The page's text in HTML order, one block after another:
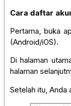
Cara daftar
Pertama, buka
(Android/iOS).
Di halaman
halaman
Setelah itu, Anda